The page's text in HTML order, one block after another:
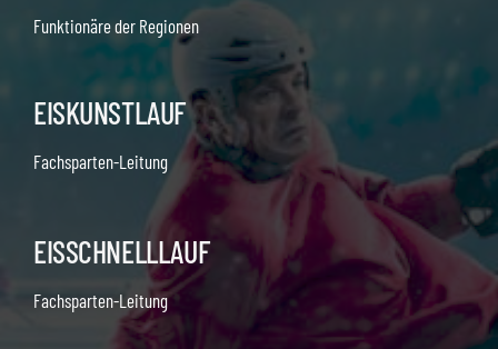
Funktionäre der Regionen
EISKUNSTLAUF
Fachsparten-Leitung
EISSCHNELLLAUF
Fachsparten-Leitung